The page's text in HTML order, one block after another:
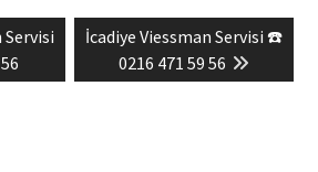
Servisi
Next
post:
İcadiye Viessman Servisi ☎️
0216 471 59 56